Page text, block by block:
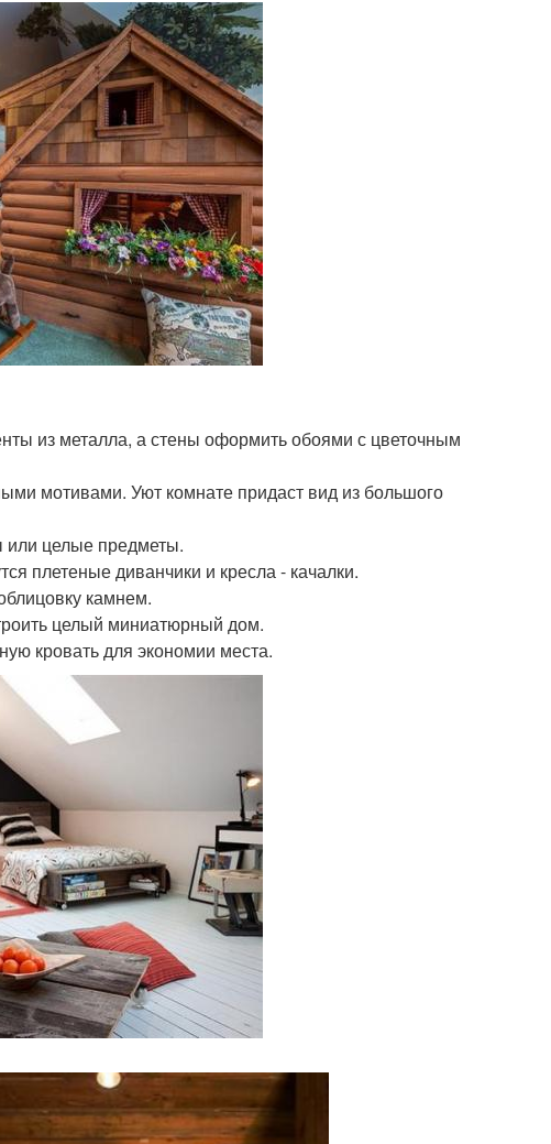
из металла, а стены оформить обоями с цветочным
мотивами. Уют комнате придаст вид из большого
или целые предметы.
плетеные диванчики и кресла - качалки.
камнем.
целый миниатюрный дом.
кровать для экономии места.